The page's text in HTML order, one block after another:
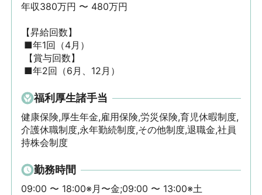
年収380万円 〜 480万円
【昇給回数】
■年2回（6月、12月）
福利厚生諸手当
健康保険,厚生年金,雇用保険,労災保険,育児休暇制度,
介護休職制度,永年勤続制度,その他制度,退職金,社員
持株会制度
勤務時間
09:00 〜 18:00※月〜金;09:00 〜 13:00※土